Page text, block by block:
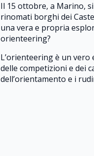
Il 15 ottobre, a Marino,
rinomati borghi dei
una vera e propria
orienteering?
L’orienteering è un
delle competizioni e dei
dell’orientamento e i